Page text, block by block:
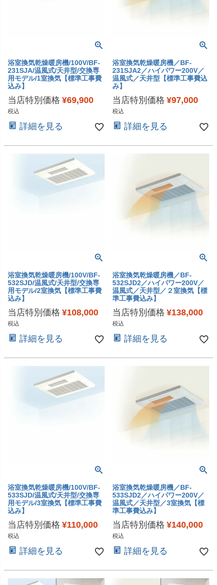
浴室換気乾燥暖房機/100V/BF-
231SJA/温風式/天井型/交換専
用モデル/1室換気【標準工事費
込み】
当店特別価格 ¥69,900
税込
詳細を見る
浴室換気乾燥暖房機／BF-
231SJA2／ハイパワー200V／
温風式／天井型【標準工事費込
み】
当店特別価格 ¥97,000
税込
詳細を見る
浴室換気乾燥暖房機/100V/BF-
532SJD/温風式/天井型/交換専
用モデル/2室換気【標準工事費
込み】
当店特別価格 ¥108,000
税込
詳細を見る
浴室換気乾燥暖房機／BF-
532SJD2／ハイパワー200V／
温風式／天井型／２室換気【標
準工事費込み】
当店特別価格 ¥138,000
税込
詳細を見る
浴室換気乾燥暖房機/100V/BF-
533SJD/温風式/天井型/交換専
用モデル/3室換気【標準工事費
込み】
当店特別価格 ¥110,000
税込
詳細を見る
浴室換気乾燥暖房機／BF-
533SJD2／ハイパワー200V／
温風式／天井型／3室換気【標
準工事費込み】
当店特別価格 ¥140,000
税込
詳細を見る